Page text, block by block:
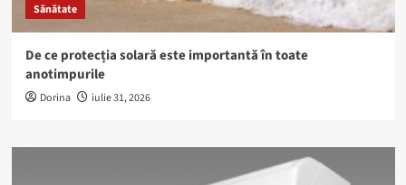
Sănătate
De ce protecția solară este importantă în toate
anotimpurile
Dorina iulie 31, 2026